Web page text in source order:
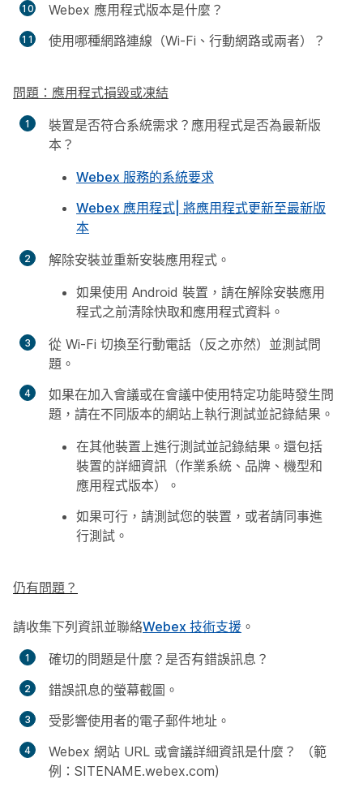
Webex 應用程式版本是什麼？
使用哪種網路連線（Wi-Fi、行動網路或兩者）？
問題：應用程式損毀或凍結
裝置是否符合系統需求？應用程式是否為最新版
本？
Webex 服務的系統要求
Webex 應用程式| 將應用程式更新至最新版
本
解除安裝並重新安裝應用程式。
如果使用 Android 裝置，請在解除安裝應用
程式之前清除快取和應用程式資料。
從 Wi-Fi 切換至行動電話（反之亦然）並測試問
題。
如果在加入會議或在會議中使用特定功能時發生問
題，請在不同版本的網站上執行測試並記錄結果。
在其他裝置上進行測試並記錄結果。還包括
裝置的詳細資訊（作業系統、品牌、機型和
應用程式版本）。
如果可行，請測試您的裝置，或者請同事進
行測試。
仍有問題？
請收集下列資訊並聯絡Webex 技術支援 。
確切的問題是什麼？是否有錯誤訊息？
錯誤訊息的螢幕截圖。
受影響使用者的電子郵件地址。
Webex 網站 URL 或會議詳細資訊是什麼？ （範
例：SITENAME.webex.com)